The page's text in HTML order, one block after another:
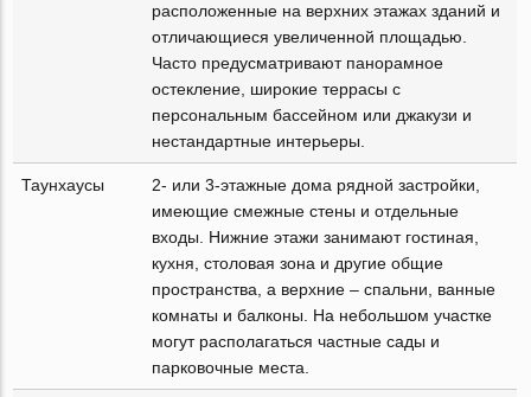
расположенные на верхних этажах зданий и
отличающиеся увеличенной площадью.
Часто предусматривают панорамное
остекление, широкие террасы с
персональным бассейном или джакузи и
нестандартные интерьеры.
Таунхаусы
2- или 3-этажные дома рядной застройки,
имеющие смежные стены и отдельные
входы. Нижние этажи занимают гостиная,
кухня, столовая зона и другие общие
пространства, а верхние – спальни, ванные
комнаты и балконы. На небольшом участке
могут располагаться частные сады и
парковочные места.